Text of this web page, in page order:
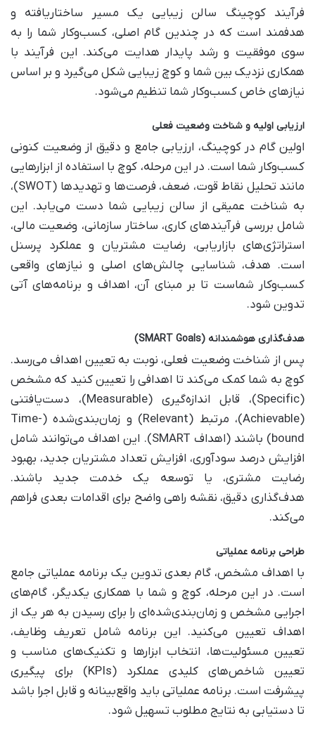
فرآیند کوچینگ سالن زیبایی یک مسیر ساختاریافته و
هدفمند است که در چندین گام اصلی، کسب‌وکار شما را به
سوی موفقیت و رشد پایدار هدایت می‌کند. این فرآیند با
همکاری نزدیک بین شما و کوچ زیبایی شکل می‌گیرد و بر اساس
نیازهای خاص کسب‌وکار شما تنظیم می‌شود.
ارزیابی اولیه و شناخت وضعیت فعلی
اولین گام در کوچینگ، ارزیابی جامع و دقیق از وضعیت کنونی
کسب‌وکار شما است. در این مرحله، کوچ با استفاده از ابزارهایی
مانند تحلیل نقاط قوت، ضعف، فرصت‌ها و تهدیدها (SWOT)،
به شناخت عمیقی از سالن زیبایی شما دست می‌یابد. این
شامل بررسی فرآیندهای کاری، ساختار سازمانی، وضعیت مالی،
استراتژی‌های بازاریابی، رضایت مشتریان و عملکرد پرسنل
است. هدف، شناسایی چالش‌های اصلی و نیازهای واقعی
کسب‌وکار شماست تا بر مبنای آن، اهداف و برنامه‌های آتی
تدوین شود.
هدف‌گذاری هوشمندانه (SMART Goals)
پس از شناخت وضعیت فعلی، نوبت به تعیین اهداف می‌رسد.
کوچ به شما کمک می‌کند تا اهدافی را تعیین کنید که مشخص
(Specific)، قابل اندازه‌گیری (Measurable)، دست‌یافتنی
(Achievable)، مرتبط (Relevant) و زمان‌بندی‌شده (Time-
bound) باشند (اهداف SMART). این اهداف می‌توانند شامل
افزایش درصد سودآوری، افزایش تعداد مشتریان جدید، بهبود
رضایت مشتری، یا توسعه یک خدمت جدید باشند.
هدف‌گذاری دقیق، نقشه راهی واضح برای اقدامات بعدی فراهم
می‌کند.
طراحی برنامه عملیاتی
با اهداف مشخص، گام بعدی تدوین یک برنامه عملیاتی جامع
است. در این مرحله، کوچ و شما با همکاری یکدیگر، گام‌های
اجرایی مشخص و زمان‌بندی‌شده‌ای را برای رسیدن به هر یک از
اهداف تعیین می‌کنید. این برنامه شامل تعریف وظایف،
تعیین مسئولیت‌ها، انتخاب ابزارها و تکنیک‌های مناسب و
تعیین شاخص‌های کلیدی عملکرد (KPIs) برای پیگیری
پیشرفت است. برنامه عملیاتی باید واقع‌بینانه و قابل اجرا باشد
تا دستیابی به نتایج مطلوب تسهیل شود.